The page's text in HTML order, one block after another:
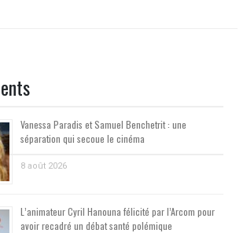
Vanessa Paradis et Samuel Benchetrit : une
séparation qui secoue le cinéma
8 août 2026
L’animateur Cyril Hanouna félicité par l’Arcom pour
avoir recadré un débat santé polémique